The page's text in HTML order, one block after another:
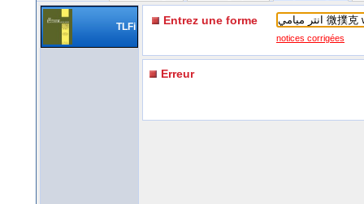
TLFi Entrez une forme
notices corrigées
Erreur